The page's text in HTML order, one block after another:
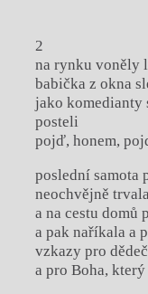
2
na rynku voněly
babička z okna
jako komedianty
posteli
pojď, honem,
poslední samota
neochvějně
a na cestu domů
a pak naříkala a
vzkazy pro
a pro Boha,